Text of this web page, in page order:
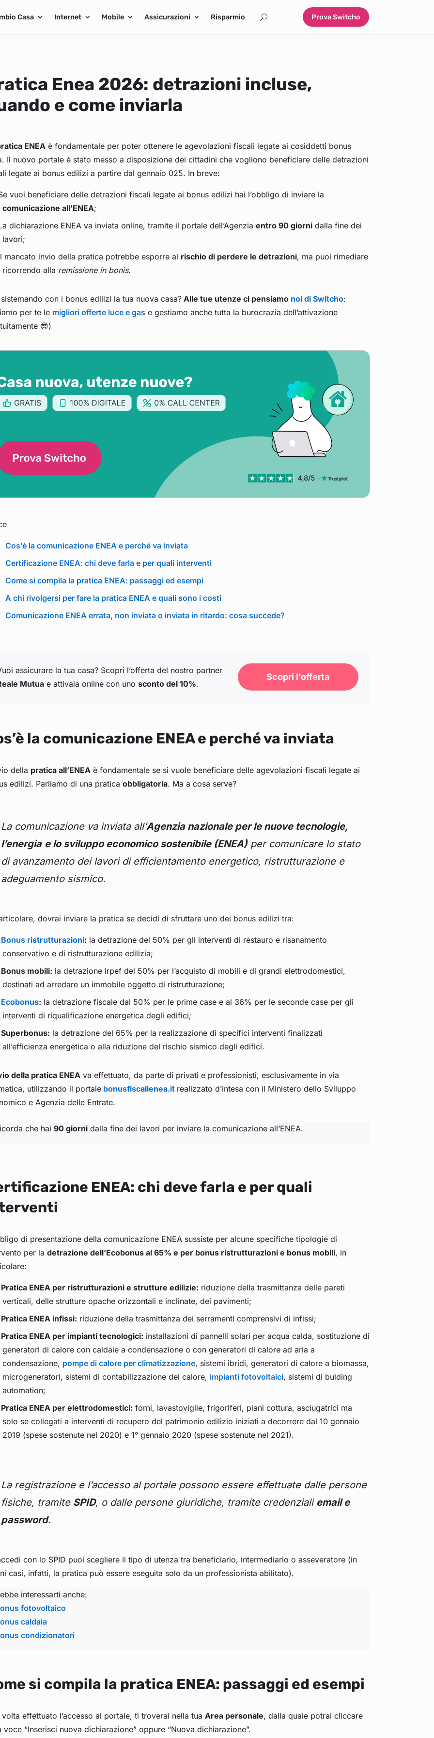
Casa Internet Mobile Assicurazioni Risparmio Prova Switcho
Enea 2026: detrazioni incluse,
e come inviarla
ENEAè fondamentale per poter ottenere le agevolazioni fiscali legate ai cosiddetti bonus
Il nuovo portale è stato messo a disposizione dei cittadini che vogliono beneficiare delle detrazioni
legate ai bonus edilizi a partire dal gennaio 025. In breve:
vuoi beneficiare delle detrazioni fiscali legate ai bonus edilizi hai l’obbligo di inviare la
comunicazione all’ENEA;
dichiarazione ENEA va inviata online, tramite il portale dell’Agenziaentro 90 giorni dalla fine dei
lavori;
mancato invio della pratica potrebbe esporre al rischio di perdere le detrazioni, ma puoi rimediare
ricorrendo alla remissione in bonis.
con i bonus edilizi la tua nuova casa?Alle tue utenze ci pensiamo noi di Switcho:
per te le migliori offerte luce e gas e gestiamo anche tutta la burocrazia dell’attivazione
😎)
Cos’è la comunicazione ENEA e perché va inviata
Certificazione ENEA: chi deve farla e per quali interventi
Come si compila la pratica ENEA: passaggi ed esempi
A chi rivolgersi per fare la pratica ENEA e quali sono i costi
Comunicazione ENEA errata, non inviata o inviata in ritardo: cosa succede?
assicurare la tua casa? Scopri l’offerta del nostro partner
Mutuae attivala online con uno sconto del 10%.
Scopri l’offerta
la comunicazione ENEA e perché va inviata
della pratica all’ENEAè fondamentale se si vuole beneficiare delle agevolazioni fiscali legate ai
edilizi. Parliamo di una pratica obbligatoria. Ma a cosa serve?
La comunicazione va inviata all’Agenzia nazionale per le nuove tecnologie,
l’energia e lo sviluppo economico sostenibile (ENEA)per comunicare lo stato
di avanzamento dei lavori di efficientamento energetico, ristrutturazione e
adeguamento sismico.
dovrai inviare la pratica se decidi di sfruttare uno dei bonus edilizi tra:
Bonus ristrutturazioni: la detrazione del 50% per gli interventi di restauro e risanamento
conservativo e di ristrutturazione edilizia;
Bonus mobili: la detrazione Irpef del 50% per l’acquisto di mobili e di grandi elettrodomestici,
destinati ad arredare un immobile oggetto di ristrutturazione;
Ecobonus: la detrazione fiscale dal 50% per le prime case e al 36% per le seconde case per gli
interventi di riqualificazione energetica degli edifici;
Superbonus: la detrazione del 65% per la realizzazione di specifici interventi finalizzati
all’efficienza energetica o alla riduzione del rischio sismico degli edifici.
della pratica ENEAva effettuato, da parte di privati e professionisti, esclusivamente in via
utilizzando il portale bonusfiscalienea.it realizzato d’intesa con il Ministero dello Sviluppo
e Agenzia delle Entrate.
che hai 90 giornidalla fine dei lavori per inviare la comunicazione all’ENEA.
ENEA: chi deve farla e per quali
di presentazione della comunicazione ENEA sussiste per alcune specifiche tipologie di
per la detrazione dell’Ecobonus al 65% e per bonus ristrutturazioni e bonus mobili, in
Pratica ENEA per ristrutturazioni e strutture edilizie: riduzione della trasmittanza delle pareti
verticali, delle strutture opache orizzontali e inclinate, dei pavimenti;
Pratica ENEA infissi: riduzione della trasmittanza dei serramenti comprensivi di infissi;
Pratica ENEA per impianti tecnologici: installazioni di pannelli solari per acqua calda, sostituzione di
generatori di calore con caldaie a condensazione o con generatori di calore ad aria a
condensazione, pompe di calore per climatizzazione, sistemi ibridi, generatori di calore a biomassa,
microgeneratori, sistemi di contabilizzazione del calore, impianti fotovoltaici, sistemi di bulding
automation;
Pratica ENEA per elettrodomestici: forni, lavastoviglie, frigoriferi, piani cottura, asciugatrici ma
solo se collegati a interventi di recupero del patrimonio edilizio iniziati a decorrere dal 10 gennaio
2019 (spese sostenute nel 2020) e 1° gennaio 2020 (spese sostenute nel 2021).
La registrazione e l’accesso al portale possono essere effettuate dalle persone
fisiche, tramite SPID, o dalle persone giuridiche, tramite credenziali email e
password.
con lo SPID puoi scegliere il tipo di utenza tra beneficiario, intermediario o asseveratore (in
casi, infatti, la pratica può essere eseguita solo da un professionista abilitato).
interessarti anche:
fotovoltaico
caldaia
condizionatori
si compila la pratica ENEA: passaggi ed esempi
volta effettuato l’accesso al portale, ti troverai nella tua Area personale, dalla quale potrai cliccare
voce “Inserisci nuova dichiarazione” oppure “Nuova dichiarazione”.